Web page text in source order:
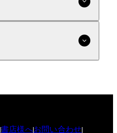
書店様へお問い合わせ